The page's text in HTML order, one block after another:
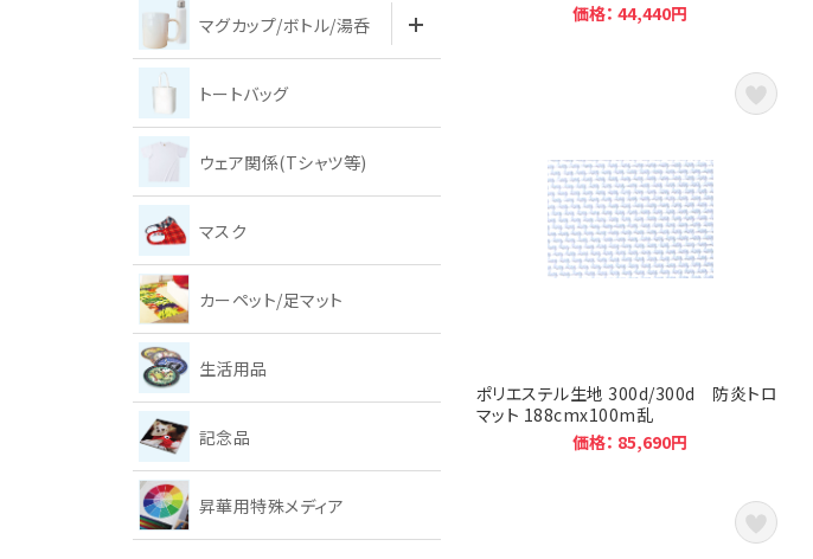
価格： 44,440円
ポリエステル生地 300d/300d 防炎トロ
マット 188cmx100m乱
価格： 85,690円
マグカップ/ボトル/湯呑
トートバッグ
ウェア関係(Tシャツ等)
マスク
カーペット/足マット
生活用品
記念品
昇華用特殊メディア